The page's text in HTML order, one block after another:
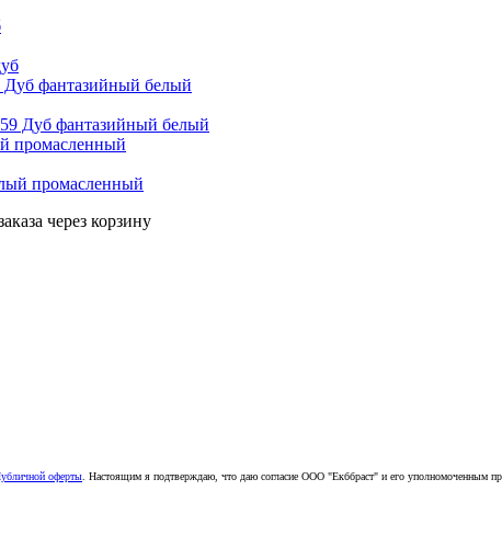
Дуб фантазийный белый
промасленный
через корзину
оферты. Настоящим я подтверждаю, что даю согласие ООО "Екббраст" и его уполномоченным